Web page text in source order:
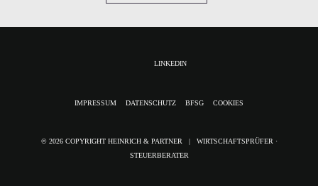
LINKEDIN
NAVIGATION
IMPRESSUM DATENSCHUTZ BFSG COOKIES
© 2026 COPYRIGHT HEINRICH & PARTNER | WIRTSCHAFTSPRÜFER ·
STEUERBERATER